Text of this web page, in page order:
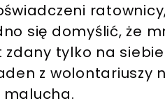
się domyślić, że
zdany tylko na
z wolontariuszy